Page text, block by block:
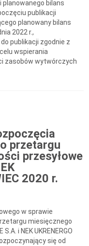
planowanego bilans
publikacji
planowany bilans
2022 r.,
publikacji zgodnie z
wspierania
zasobów wytwórczych
przetargu
przesyłowe
2020 r.
w sprawie
miesięcznego
i NEK UKRENERGO
się od